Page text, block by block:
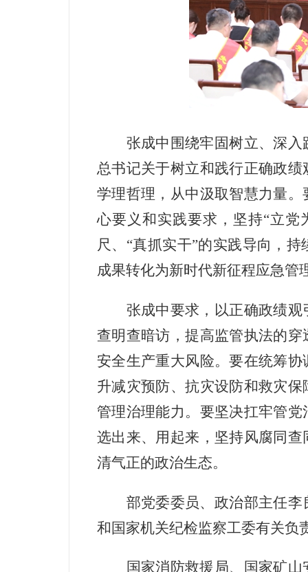
张成中围绕牢固树立、深
总书记关于树立和践行正确政
学理哲理，从中汲取智慧力量
心要义和实践要求，坚持“立党
尺、“真抓实干”的实践导向，
成果转化为新时代新征程应急管
张成中要求，以正确政绩
查明查暗访，提高监管执法的
安全生产重大风险。要在统筹
升减灾预防、抗灾设防和救灾
管理治理能力。要坚决扛牢管
选出来、用起来，坚持风腐同
清气正的政治生态。
部党委委员、政治部主任
和国家机关纪检监察工委有关负
国家消防救援局、国家矿